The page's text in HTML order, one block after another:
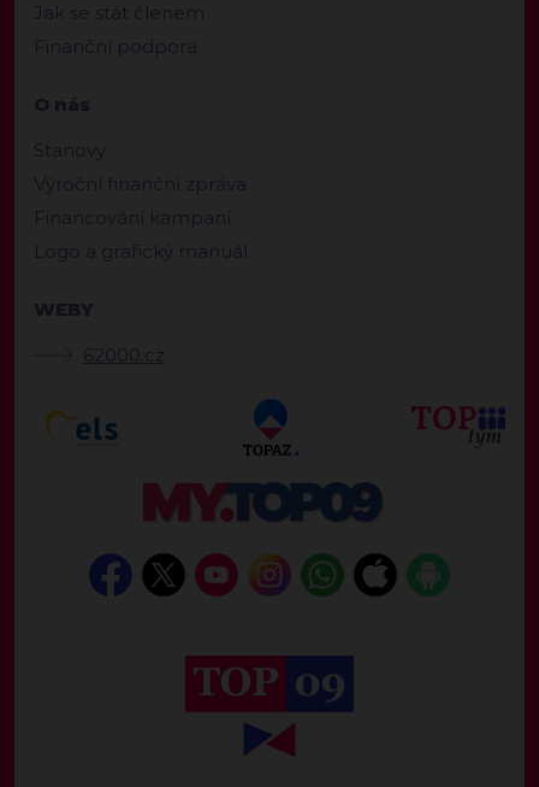
Jak se stát členem
Finanční podpora
O nás
Stanovy
Výroční finanční zpráva
Financování kampaní
Logo a grafický manuál
WEBY
62000.cz